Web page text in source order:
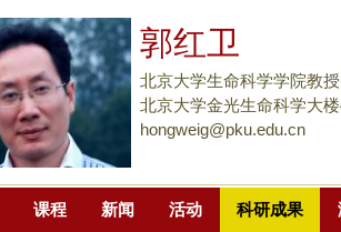
郭红卫
北京大学生命科学学院教
北京大学金光生命科学大
hongweig@pku.edu.cn
课程 新闻 活动 科研成果